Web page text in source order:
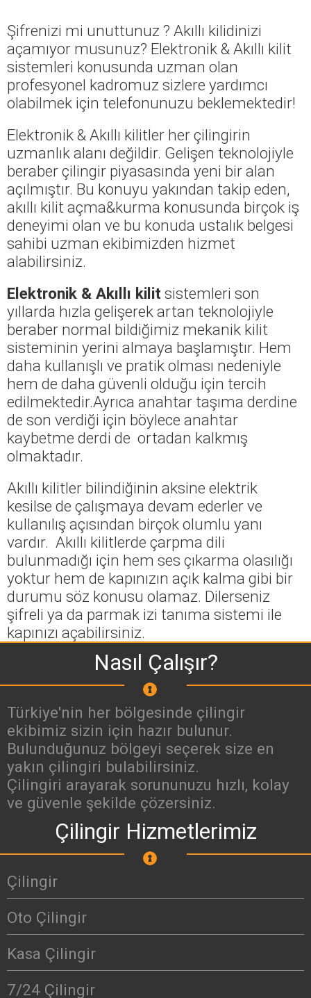
Şifrenizi mi unuttunuz ? Akıllı kilidinizi
açamıyor musunuz? Elektronik & Akıllı kilit
sistemleri konusunda uzman olan
profesyonel kadromuz sizlere yardımcı
olabilmek için telefonunuzu beklemektedir!
Elektronik & Akıllı kilitler her çilingirin
uzmanlık alanı değildir. Gelişen teknolojiyle
beraber çilingir piyasasında yeni bir alan
açılmıştır. Bu konuyu yakından takip eden,
akıllı kilit açma&kurma konusunda birçok iş
deneyimi olan ve bu konuda ustalık belgesi
sahibi uzman ekibimizden hizmet
alabilirsiniz.
Elektronik & Akıllı kilit sistemleri son
yıllarda hızla gelişerek artan teknolojiyle
beraber normal bildiğimiz mekanik kilit
sisteminin yerini almaya başlamıştır. Hem
daha kullanışlı ve pratik olması nedeniyle
hem de daha güvenli olduğu için tercih
edilmektedir.Ayrıca anahtar taşıma derdine
de son verdiği için böylece anahtar
kaybetme derdi de ortadan kalkmış
olmaktadır.
Akıllı kilitler bilindiğinin aksine elektrik
kesilse de çalışmaya devam ederler ve
kullanılış açısından birçok olumlu yanı
vardır. Akıllı kilitlerde çarpma dili
bulunmadığı için hem ses çıkarma olasılığı
yoktur hem de kapınızın açık kalma gibi bir
durumu söz konusu olamaz. Dilerseniz
şifreli ya da parmak izi tanıma sistemi ile
kapınızı açabilirsiniz.
Nasıl Çalışır?
Türkiye'nin her bölgesinde çilingir
ekibimiz sizin için hazır bulunur.
Bulunduğunuz bölgeyi seçerek size en
yakın çilingiri bulabilirsiniz.
Çilingiri arayarak sorununuzu hızlı, kolay
ve güvenle şekilde çözersiniz.
Çilingir Hizmetlerimiz
Çilingir
Oto Çilingir
Kasa Çilingir
7/24 Çilingir